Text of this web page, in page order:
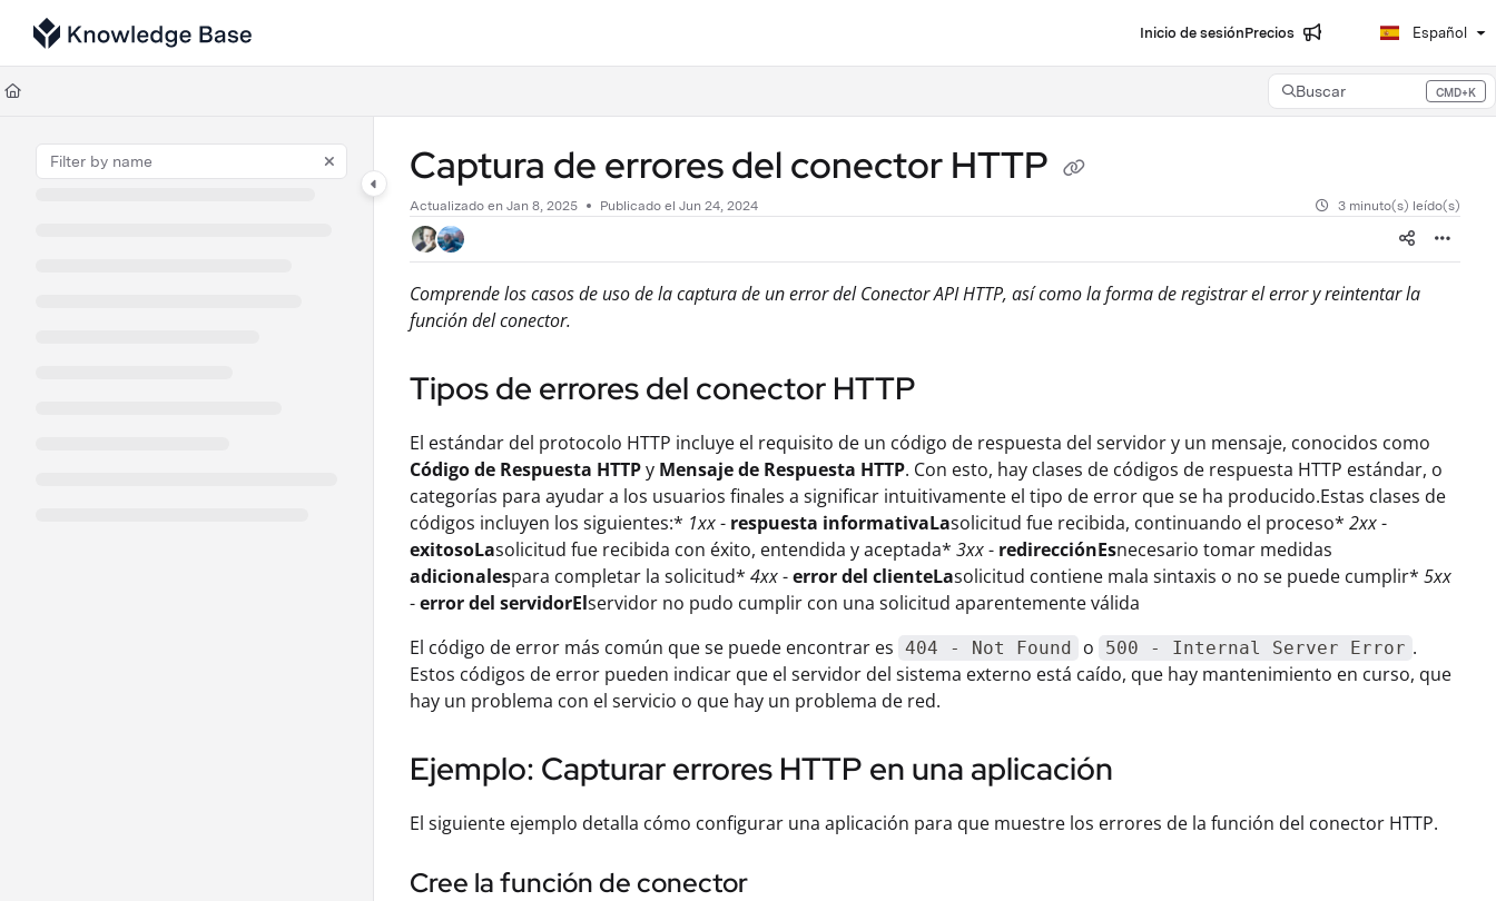
Documentation Index
Fetch the complete documentation index at:
Use this file to discover all available pages before exploring further.
Inicio de sesiónPrecios Español
Buscar CMD+K
Press CMD+K to open search
Captura de errores del conector HTTP
Actualizado en Jan 8, 2025 Publicado el Jun 24, 2024 3 minuto(s) leído(s)
Comprende los casos de uso de la captura de un error del Conector API HTTP, así como la forma de registrar el error y reintentar la
función del conector.
Tipos de errores del conector HTTP
El estándar del protocolo HTTP incluye el requisito de un código de respuesta del servidor y un mensaje, conocidos como
Código de Respuesta HTTPy Mensaje de Respuesta HTTP. Con esto, hay clases de códigos de respuesta HTTP estándar, o
categorías para ayudar a los usuarios finales a significar intuitivamente el tipo de error que se ha producido.Estas clases de
códigos incluyen los siguientes:* 1xx- respuesta informativaLasolicitud fue recibida, continuando el proceso* 2xx-
exitosoLasolicitud fue recibida con éxito, entendida y aceptada* 3xx- redirecciónEsnecesario tomar medidas
adicionalespara completar la solicitud* 4xx-error del clienteLasolicitud contiene mala sintaxis o no se puede cumplir* 5xx
-error del servidorElservidor no pudo cumplir con una solicitud aparentemente válida
El código de error más común que se puede encontrar es 404 - Not Found o 500 - Internal Server Error .
Estos códigos de error pueden indicar que el servidor del sistema externo está caído, que hay mantenimiento en curso, que
hay un problema con el servicio o que hay un problema de red.
Ejemplo: Capturar errores HTTP en una aplicación
El siguiente ejemplo detalla cómo configurar una aplicación para que muestre los errores de la función del conector HTTP.
Cree la función de conector